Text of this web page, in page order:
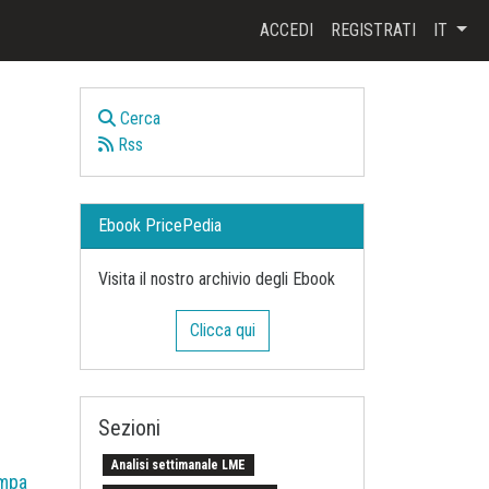
ACCEDI REGISTRATI IT
Cerca
Rss
Ebook PricePedia
Visita il nostro archivio degli Ebook
Clicca qui
Sezioni
Analisi settimanale LME